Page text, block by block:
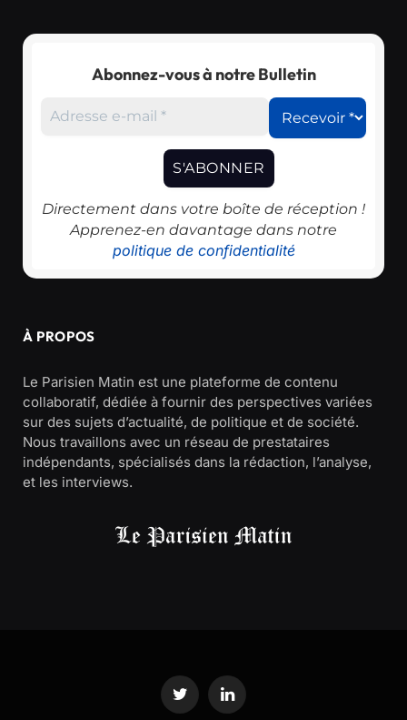
Abonnez-vous à notre Bulletin
Directement dans votre boîte de réception !
Apprenez-en davantage dans notre
politique de confidentialité
À PROPOS
Le Parisien Matin est une plateforme de contenu
collaboratif, dédiée à fournir des perspectives variées
sur des sujets d’actualité, de politique et de société.
Nous travaillons avec un réseau de prestataires
indépendants, spécialisés dans la rédaction, l’analyse,
et les interviews.
Twitter LinkedIn